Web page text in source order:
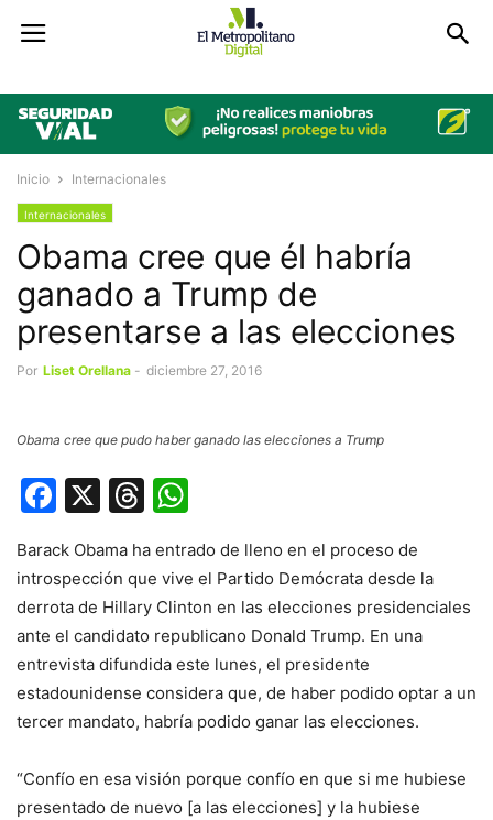
Inicio Internacionales
Internacionales
Obama cree que él habría
ganado a Trump de
presentarse a las elecciones
Por Liset Orellana - diciembre 27, 2016
Obama cree que pudo haber ganado las elecciones a Trump
Facebook
X Threads
Barack Obama ha entrado de lleno en el proceso de
introspección que vive el Partido Demócrata desde la
derrota de Hillary Clinton en las elecciones presidenciales
ante el candidato republicano Donald Trump. En una
entrevista difundida este lunes, el presidente
estadounidense considera que, de haber podido optar a un
tercer mandato, habría podido ganar las elecciones.
“Confío en esa visión porque confío en que si me hubiese
presentado de nuevo [a las elecciones] y la hubiese